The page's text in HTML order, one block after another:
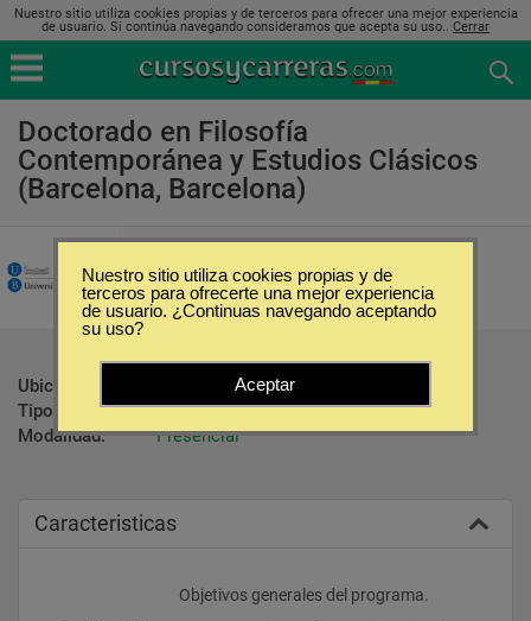
Nuestro sitio utiliza cookies propias y de terceros para ofrecer una mejor experiencia
de usuario. Si continúa navegando consideramos que acepta su uso.. Cerrar
Doctorado en Filosofía
Contemporánea y Estudios Clásicos
(Barcelona, Barcelona)
Universidat de Barcelona
Ubicación:
Barcelona - Barcelona
Tipo:
Doctorados
Modalidad:
Presencial
Caracteristicas
					Objetivos generales del programa.
Nuestro sitio utiliza cookies propias y de
terceros para ofrecerte una mejor experiencia
de usuario. ¿Continuas navegando aceptando
su uso?
Aceptar